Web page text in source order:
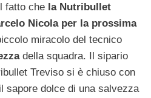
fatto che la Nutribullet
Nicola per la prossima
miracolo del tecnico
della squadra. Il sipario
Treviso si è chiuso con
sapore dolce di una salvezza